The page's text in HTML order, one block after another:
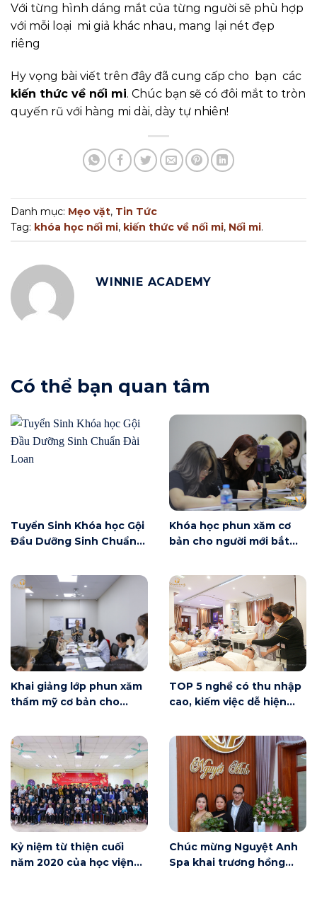
Với từng hình dáng mắt của từng người sẽ phù hợp
với mỗi loại mi giả khác nhau, mang lại nét đẹp
riêng
Hy vọng bài viết trên đây đã cung cấp cho bạn các
kiến thức về nối mi. Chúc bạn sẽ có đôi mắt to tròn
quyến rũ với hàng mi dài, dày tự nhiên!
Danh mục: Mẹo vặt, Tin Tức
Tag: khóa học nối mi, kiến thức về nối mi, Nối mi.
WINNIE ACADEMY
Có thể bạn quan tâm
Tuyển Sinh Khóa học Gội
Đầu Dưỡng Sinh Chuẩn
Khóa học phun xăm cơ
bản cho người mới bắt
có gì?
Khai giảng lớp phun xăm
thẩm mỹ cơ bản cho
Nội
TOP 5 nghề có thu nhập
cao, kiếm việc dễ hiện
Kỷ niệm từ thiện cuối
năm 2020 của học viện
Chúc mừng Nguyệt Anh
Spa khai trương hồng